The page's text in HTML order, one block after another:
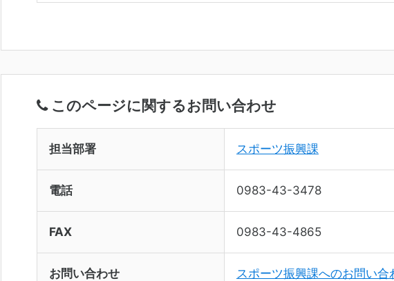
このページに関するお問い合わせ
担当部署 スポーツ振興課
電話 0983-43-3478
FAX 0983-43-4865
お問い合わせ スポーツ振興課へのお問い合